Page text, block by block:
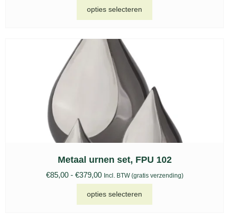
opties selecteren
Metaal urnen set, FPU 102
€85,00 - €379,00 Incl. BTW (gratis verzending)
opties selecteren